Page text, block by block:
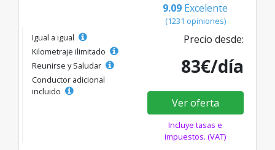
9.09 Excelente
(1231 opiniones)
Igual a igual
Kilometraje ilimitado
Reunirse y Saludar
Conductor adicional
incluido
Precio desde:
83€/día
Ver oferta
Incluye tasas e
impuestos. (VAT)